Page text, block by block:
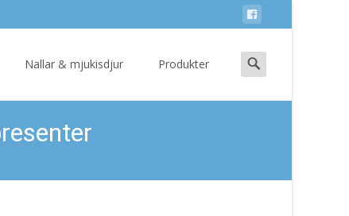
Nallar & mjukisdjur Produkter
Search
for: